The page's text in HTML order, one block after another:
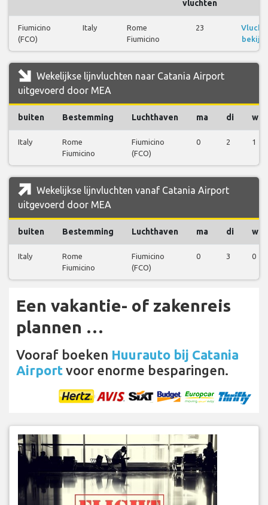
vluchten
Fiumicino
(FCO)
Italy
Rome
Fiumicino
23
Wekelijkse lijnvluchten naar Catania Airport
uitgevoerd door MEA
buiten Bestemming Luchthaven ma di wo
Italy
Rome
Fiumicino
Fiumicino
(FCO)
0 2 1
Wekelijkse lijnvluchten vanaf Catania Airport
uitgevoerd door MEA
buiten Bestemming Luchthaven ma di wo
Italy
Rome
Fiumicino
Fiumicino
(FCO)
0 3 0
Een vakantie- of zakenreis
plannen …
Vooraf boeken Huurauto bij Catania
Airport voor enorme besparingen.